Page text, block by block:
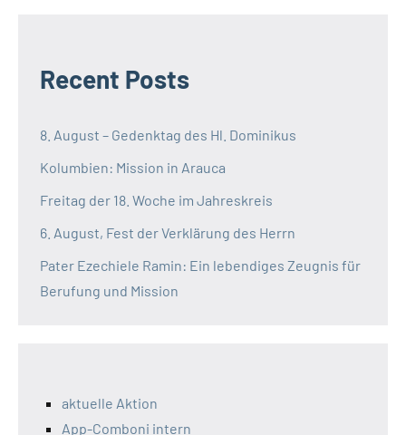
Recent Posts
8. August – Gedenktag des Hl. Dominikus
Kolumbien: Mission in Arauca
Freitag der 18. Woche im Jahreskreis
6. August, Fest der Verklärung des Herrn
Pater Ezechiele Ramin: Ein lebendiges Zeugnis für
Berufung und Mission
aktuelle Aktion
App-Comboni intern